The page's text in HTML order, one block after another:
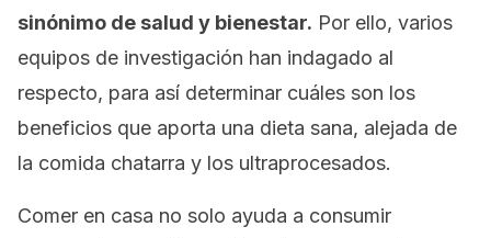
sinónimo de salud y bienestar. Por ello, varios
equipos de investigación han indagado al
respecto, para así determinar cuáles son los
beneficios que aporta una dieta sana, alejada de
la comida chatarra y los ultraprocesados.
Comer en casa no solo ayuda a consumir